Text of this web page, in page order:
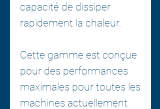
capacité de dissiper
rapidement la chaleur.
Cette gamme est conçue
pour des performances
maximales pour toutes les
machines actuellement